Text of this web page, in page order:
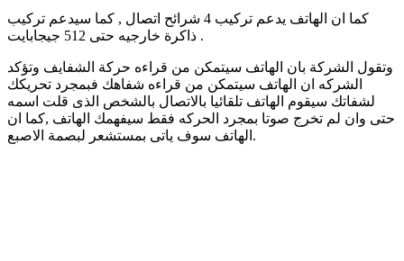
كما ان الهاتف يدعم تركيب 4 شرائح اتصال , كما سيدعم تركيب
ذاكرة خارجيه حتى 512 جيجابايت .
وتقول الشركة بان الهاتف سيتمكن من قراءه حركة الشفايف وتؤكد
الشركه ان الهاتف سيتمكن من قراءه شفاهك فبمجرد تحريكك
لشفاتك سيقوم الهاتف تلقائيا بالاتصال بالشخص الذى قلت اسمه
حتى وان لم تخرج صوتا بمجرد الحركه فقط سيفهمك الهاتف ,كما ان
الهاتف سوف ياتى بمستشعر لبصمة الاصبع.